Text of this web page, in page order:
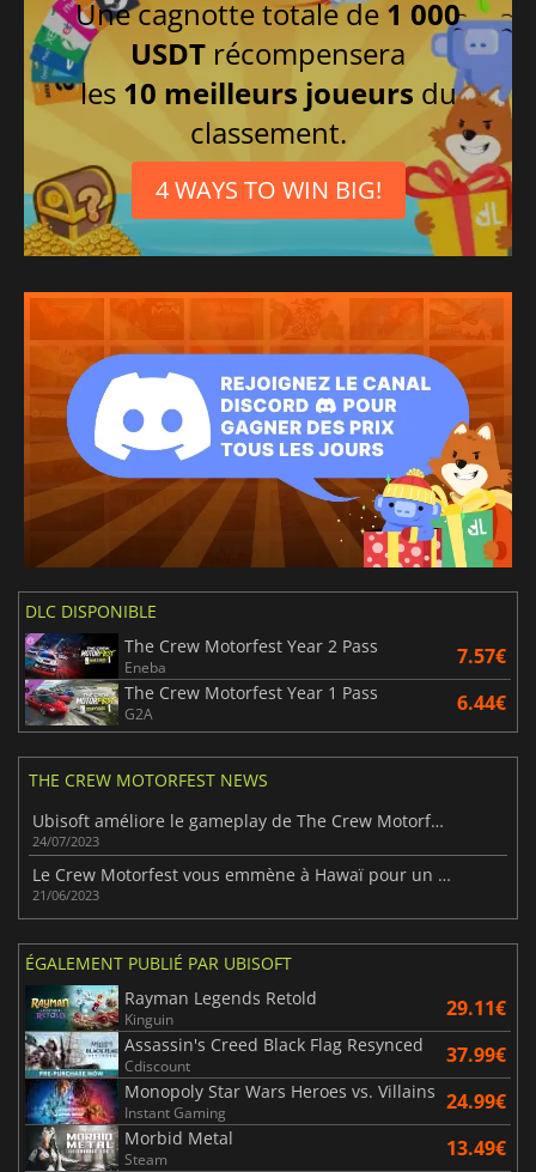
Une cagnotte totale de 1 000
USDT récompensera
les 10 meilleurs joueurs du
classement.
4 WAYS TO WIN BIG!
DLC DISPONIBLE
The Crew Motorfest Year 2 Pass
Eneba 7.57€
The Crew Motorfest Year 1 Pass
G2A 6.44€
THE CREW MOTORFEST NEWS
Ubisoft améliore le gameplay de The Crew Motorfest
24/07/2023
Le Crew Motorfest vous emmène à Hawaï pour un voyage extraordinaire
21/06/2023
ÉGALEMENT PUBLIÉ PAR UBISOFT
Rayman Legends Retold
Kinguin 29.11€
Assassin's Creed Black Flag Resynced
Cdiscount 37.99€
Monopoly Star Wars Heroes vs. Villains
Instant Gaming 24.99€
Morbid Metal
Steam 13.49€